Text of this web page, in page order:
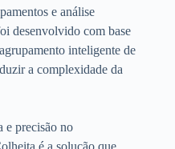
e análise
desenvolvido com base
inteligente de
a complexidade da
e precisão no
é a solução que